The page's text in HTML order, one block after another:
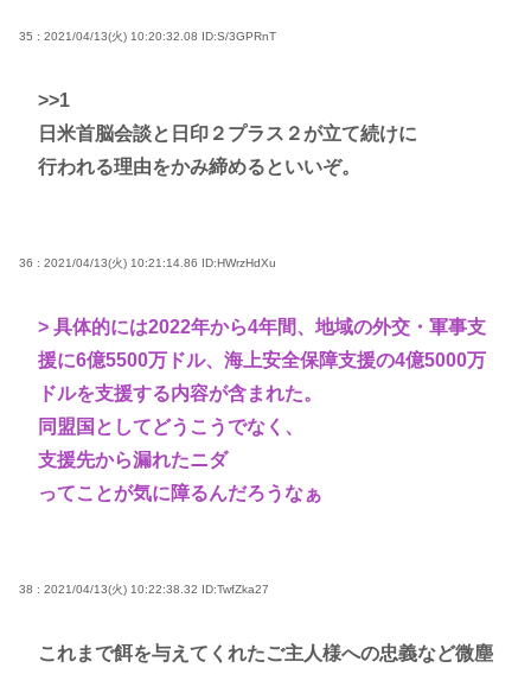
35 : 2021/04/13(火) 10:20:32.08 ID:S/3GPRnT
>>1
日米首脳会談と日印２プラス２が立て続けに
行われる理由をかみ締めるといいぞ。
36 : 2021/04/13(火) 10:21:14.86 ID:HWrzHdXu
> 具体的には2022年から4年間、地域の外交・軍事支
援に6億5500万ドル、海上安全保障支援の4億5000万
ドルを支援する内容が含まれた。
同盟国としてどうこうでなく、
支援先から漏れたニダ
ってことが気に障るんだろうなぁ
38 : 2021/04/13(火) 10:22:38.32 ID:TwfZka27
これまで餌を与えてくれたご主人様への忠義など微塵